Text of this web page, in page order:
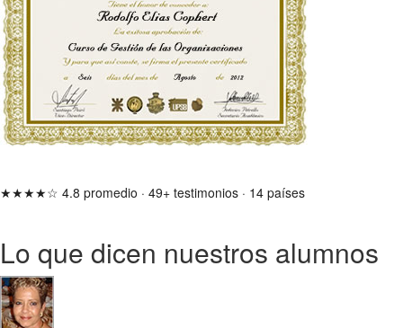
★★★★☆ 4.8 promedio · 49+ testimonios · 14 países
Lo que dicen nuestros alumnos